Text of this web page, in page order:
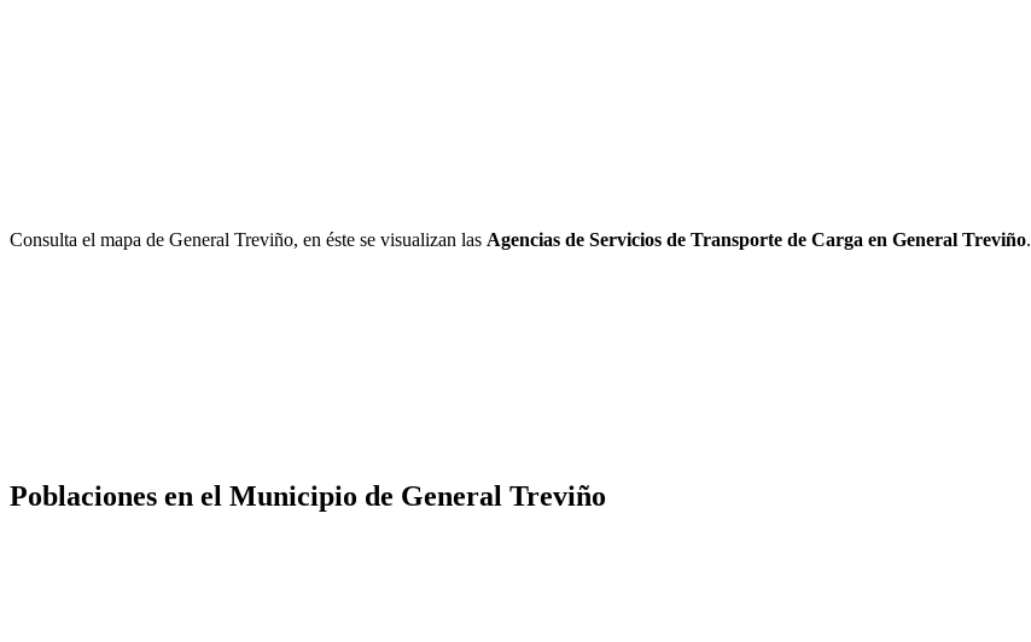
Consulta el mapa de General Treviño, en éste se visualizan las Agencias de Servicios de Transporte de Carga en General Treviño.
Poblaciones en el Municipio de General Treviño